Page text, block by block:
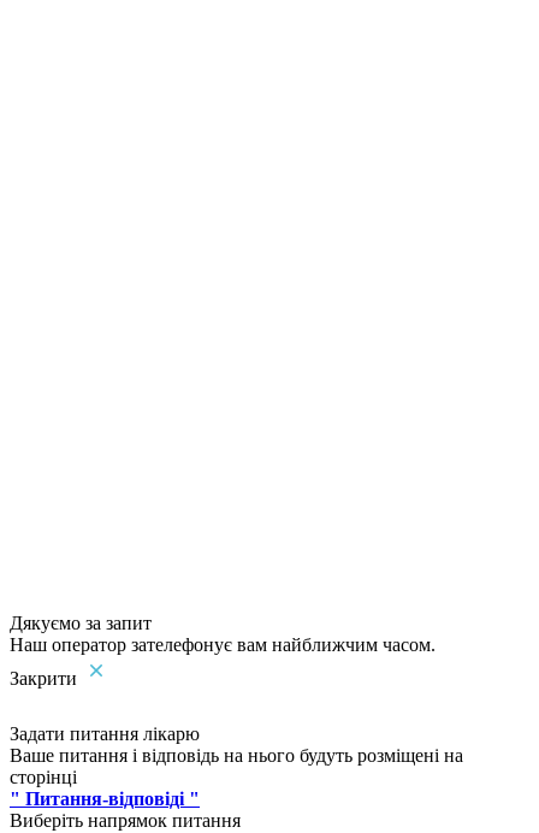
Дякуємо за запит
Наш оператор зателефонує вам найближчим часом.
Закрити
Задати питання лікарю
Ваше питання і відповідь на нього будуть розміщені на
сторінці
" Питання-відповіді "
Виберіть напрямок питання